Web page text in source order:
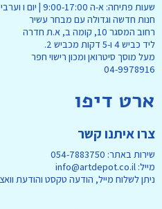
שעות פתיחה: א-ה 9:00-17:00 | יום ו וערבי חג 9:00-13:30
חנות חדשה וגדולה עם מבחר עשיר
רחוב המסגר 10, קומה ב, א.ת חדרה
ליד כביש 4 ו-5 דקות מכביש 2.
מעל מוסך סיטרואן ומכון רישוי חפר
04-9978916
ארט דיפו
צרו איתנו קשר
שירות באתר: 054-7883750
מייל: info@artdepot.co.il
ניתן לשלוח מייל, הודעה טקסט והודעת